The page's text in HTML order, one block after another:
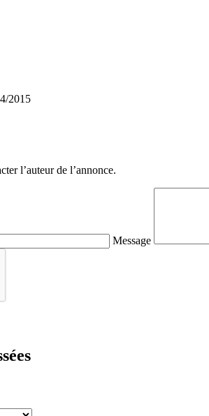
2015
l’auteur de l’annonce.
Message